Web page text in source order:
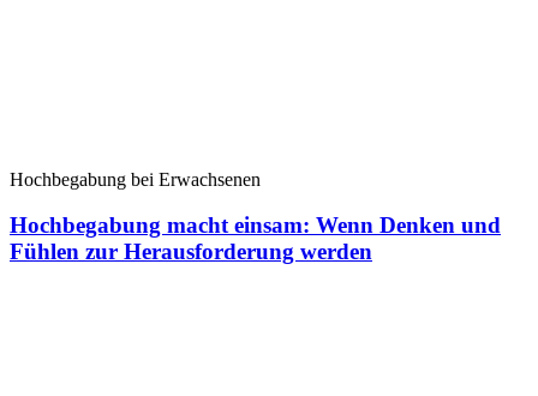
Hochbegabung bei Erwachsenen
Hochbegabung macht einsam: Wenn Denken und
Fühlen zur Herausforderung werden